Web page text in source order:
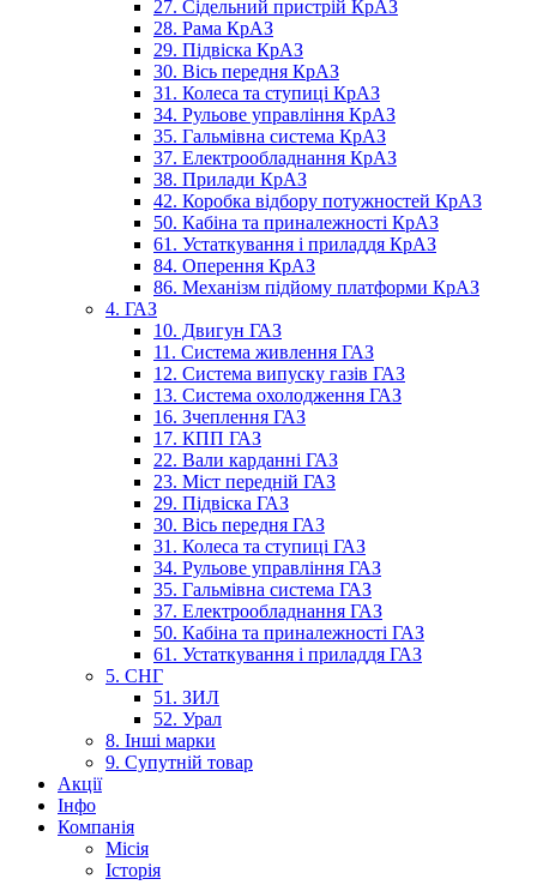
27. Сідельний пристрій КрАЗ
28. Рама КрАЗ
29. Підвіска КрАЗ
30. Вісь передня КрАЗ
31. Колеса та ступиці КрАЗ
34. Рульове управління КрАЗ
35. Гальмівна система КрАЗ
37. Електрообладнання КрАЗ
38. Прилади КрАЗ
42. Коробка відбору потужностей КрАЗ
50. Кабіна та приналежності КрАЗ
61. Устаткування і приладдя КрАЗ
84. Оперення КрАЗ
86. Механізм підйому платформи КрАЗ
4. ГАЗ
10. Двигун ГАЗ
11. Система живлення ГАЗ
12. Система випуску газів ГАЗ
13. Система охолодження ГАЗ
16. Зчеплення ГАЗ
17. КПП ГАЗ
22. Вали карданні ГАЗ
23. Міст передній ГАЗ
29. Підвіска ГАЗ
30. Вісь передня ГАЗ
31. Колеса та ступиці ГАЗ
34. Рульове управління ГАЗ
35. Гальмівна система ГАЗ
37. Електрообладнання ГАЗ
50. Кабіна та приналежності ГАЗ
61. Устаткування і приладдя ГАЗ
5. СНГ
51. ЗИЛ
52. Урал
8. Інші марки
9. Супутній товар
Акції
Інфо
Компанія
Місія
Історія